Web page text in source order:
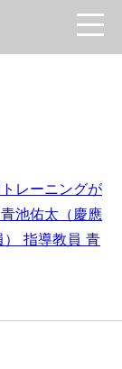
レーニングが
池佑太（慶應
） 指導教員 青